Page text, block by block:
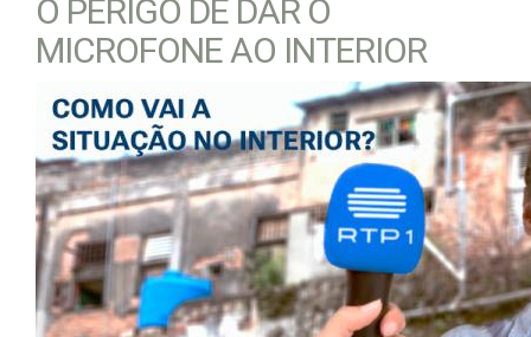
O PERIGO DE DAR O
MICROFONE AO INTERIOR